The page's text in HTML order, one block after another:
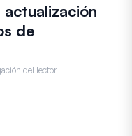
de
del lector